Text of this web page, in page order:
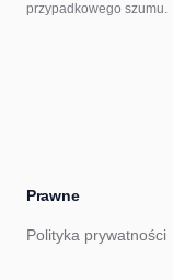
przypadkowego szumu.
Prawne
Polityka prywatności